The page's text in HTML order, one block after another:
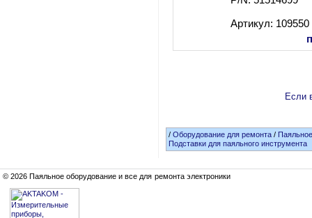
Артикул: 109550
Если
/Оборудование для ремонта /
Подставки для паяльного инструмента
© 2026 Паяльное оборудование и все для ремонта электроники